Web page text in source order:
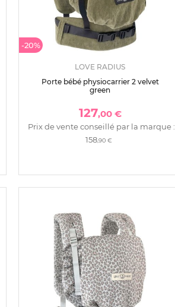
-20%
LOVE RADIUS
Porte bébé physiocarrier 2 velvet
green
127,00 €
Prix de vente conseillé par la marque :
158,90 €